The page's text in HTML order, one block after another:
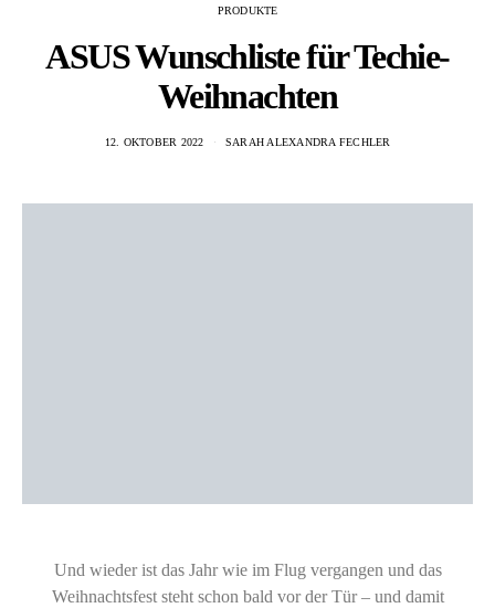
PRODUKTE
ASUS Wunschliste für Techie-
Weihnachten
12. OKTOBER 2022 SARAH ALEXANDRA FECHLER
Und wieder ist das Jahr wie im Flug vergangen und das
Weihnachtsfest steht schon bald vor der Tür – und damit